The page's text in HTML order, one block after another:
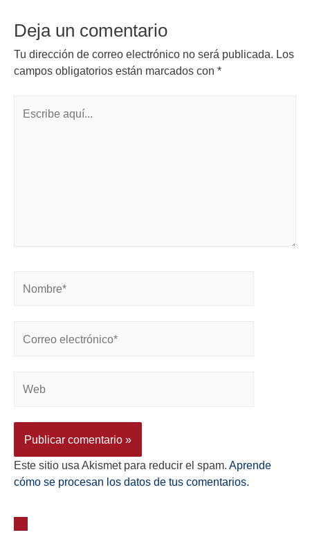
Deja un comentario
Tu dirección de correo electrónico no será publicada. Los
campos obligatorios están marcados con *
Este sitio usa Akismet para reducir el spam. Aprende
cómo se procesan los datos de tus comentarios.